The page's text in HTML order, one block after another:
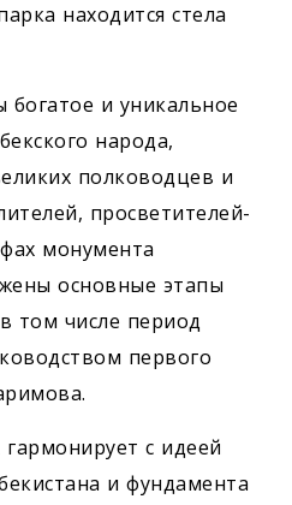
находится стела
и уникальное
народа,
полководцев и
просветителей-
монумента
основные этапы
том числе период
первого
с идеей
и фундамента